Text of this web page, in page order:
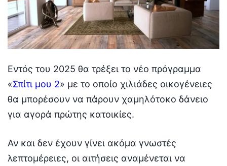
Εντός του 2025 θα τρέξει το νέο πρόγραμμα
«Σπίτι μου 2» με το οποίο χιλιάδες οικογένειες
θα μπορέσουν να πάρουν χαμηλότοκο δάνειο
για αγορά πρώτης κατοικίες.
Αν και δεν έχουν γίνει ακόμα γνωστές
λεπτομέρειες, οι αιτήσεις αναμένεται να